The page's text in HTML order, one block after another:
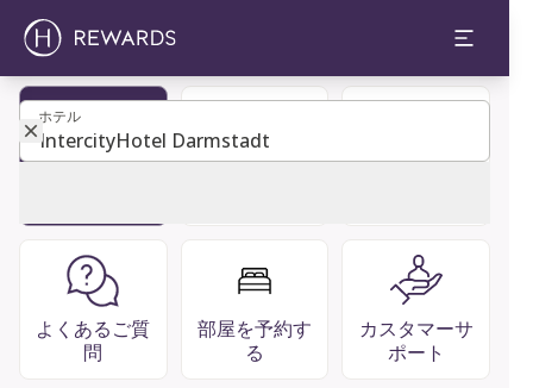
ホテル
ホテル
よくあるご質
問
部屋を予約す
る
カスタマーサ
ポート